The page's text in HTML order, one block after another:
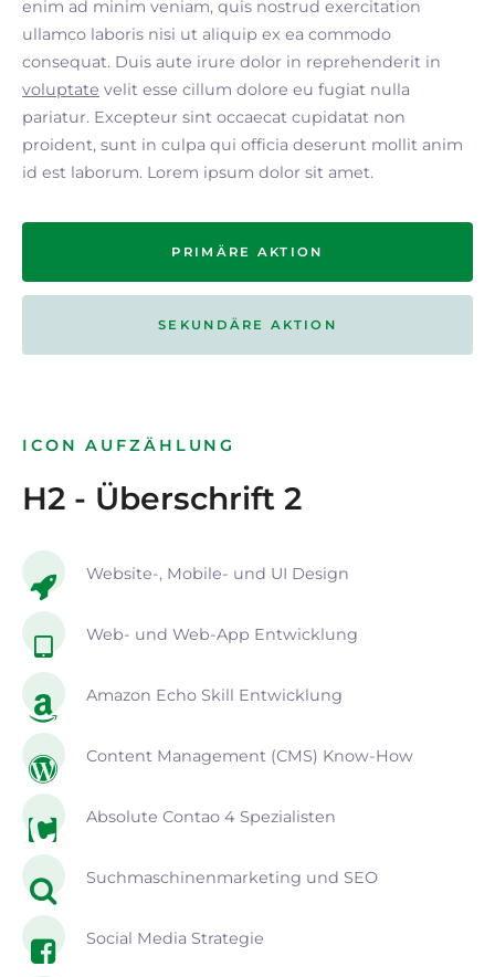
enim ad minim veniam, quis nostrud exercitation
ullamco laboris nisi ut aliquip ex ea commodo
consequat. Duis aute irure dolor in reprehenderit in
voluptate velit esse cillum dolore eu fugiat nulla
pariatur. Excepteur sint occaecat cupidatat non
proident, sunt in culpa qui officia deserunt mollit anim
id est laborum. Lorem ipsum dolor sit amet.
PRIMÄRE AKTION
SEKUNDÄRE AKTION
ICON AUFZÄHLUNG
H2 - Überschrift 2
Website-, Mobile- und UI Design
Web- und Web-App Entwicklung
Amazon Echo Skill Entwicklung
Content Management (CMS) Know-How
Absolute Contao 4 Spezialisten
Suchmaschinenmarketing und SEO
Social Media Strategie